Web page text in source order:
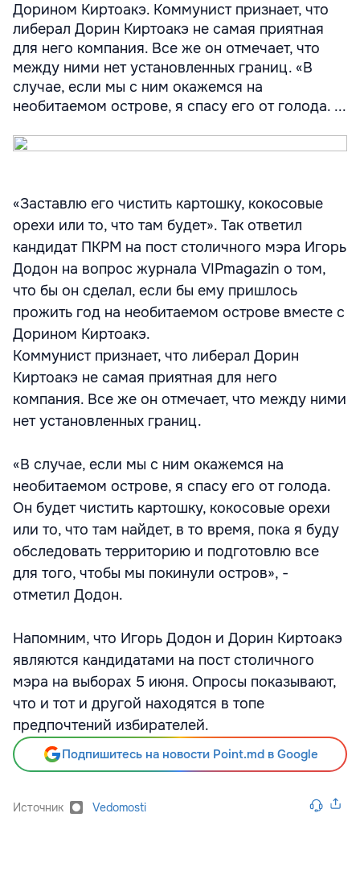
Дорином Киртоакэ. Коммунист признает, что
либерал Дорин Киртоакэ не самая приятная
для него компания. Все же он отмечает, что
между ними нет установленных границ. «В
случае, если мы с ним окажемся на
необитаемом острове, я спасу его от голода. ...
«Заставлю его чистить картошку, кокосовые
орехи или то, что там будет». Так ответил
кандидат ПКРМ на пост столичного мэра Игорь
Додон на вопрос журнала VIPmagazin о том,
что бы он сделал, если бы ему пришлось
прожить год на необитаемом острове вместе с
Дорином Киртоакэ.
Коммунист признает, что либерал Дорин
Киртоакэ не самая приятная для него
компания. Все же он отмечает, что между ними
нет установленных границ.
«В случае, если мы с ним окажемся на
необитаемом острове, я спасу его от голода.
Он будет чистить картошку, кокосовые орехи
или то, что там найдет, в то время, пока я буду
обследовать территорию и подготовлю все
для того, чтобы мы покинули остров», -
отметил Додон.
Напомним, что Игорь Додон и Дорин Киртоакэ
являются кандидатами на пост столичного
мэра на выборах 5 июня. Опросы показывают,
что и тот и другой находятся в топе
предпочтений избирателей.
Подпишитесь на новости Point.md в Google
Источник Vedomosti